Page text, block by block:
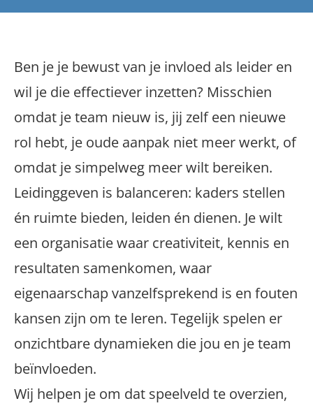
Ben je je bewust van je invloed als leider en
wil je die effectiever inzetten? Misschien
omdat je team nieuw is, jij zelf een nieuwe
rol hebt, je oude aanpak niet meer werkt, of
omdat je simpelweg meer wilt bereiken.
Leidinggeven is balanceren: kaders stellen
én ruimte bieden, leiden én dienen. Je wilt
een organisatie waar creativiteit, kennis en
resultaten samenkomen, waar
eigenaarschap vanzelfsprekend is en fouten
kansen zijn om te leren. Tegelijk spelen er
onzichtbare dynamieken die jou en je team
beïnvloeden.
Wij helpen je om dat speelveld te overzien,